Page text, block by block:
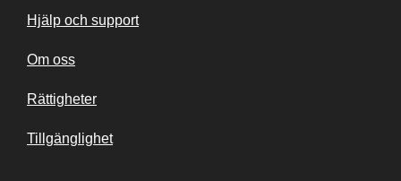
Hjälp och support
Om oss
Rättigheter
Tillgänglighet